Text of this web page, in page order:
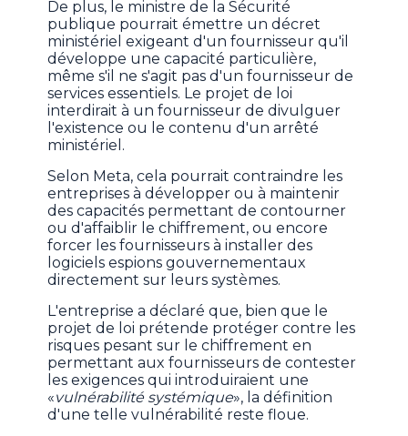
De plus, le ministre de la Sécurité
publique pourrait émettre un décret
ministériel exigeant d'un fournisseur qu'il
développe une capacité particulière,
même s'il ne s'agit pas d'un fournisseur de
services essentiels. Le projet de loi
interdirait à un fournisseur de divulguer
l'existence ou le contenu d'un arrêté
ministériel.
Selon Meta, cela pourrait contraindre les
entreprises à développer ou à maintenir
des capacités permettant de contourner
ou d'affaiblir le chiffrement, ou encore
forcer les fournisseurs à installer des
logiciels espions gouvernementaux
directement sur leurs systèmes.
L'entreprise a déclaré que, bien que le
projet de loi prétende protéger contre les
risques pesant sur le chiffrement en
permettant aux fournisseurs de contester
les exigences qui introduiraient une
«vulnérabilité systémique», la définition
d'une telle vulnérabilité reste floue.